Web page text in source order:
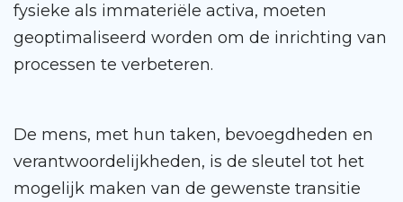
fysieke als immateriële activa, moeten
geoptimaliseerd worden om de inrichting van
processen te verbeteren.
De mens, met hun taken, bevoegdheden en
verantwoordelijkheden, is de sleutel tot het
mogelijk maken van de gewenste transitie